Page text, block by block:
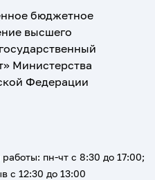
бюджетное
высшего
Министерства
Федерации
пн-чт с 8:30 до 17:00;
с 12:30 до 13:00